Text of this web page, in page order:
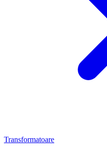
Transformatoare